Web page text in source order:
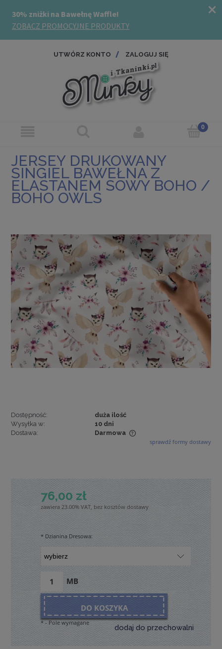
UTWÓRZ KONTO ZALOGUJ SIĘ
JERSEY DRUKOWANY
SINGIEL BAWEŁNA Z
ELASTANEM SOWY BOHO /
BOHO OWLS
Dostępność:
duża ilość
Wysyłka w:
10 dni
Dostawa:
Darmowa
Cena nie zawiera ewentualnych kosztów płatności
sprawdź formy dostawy
76,00 zł
zawiera 23.00% VAT, bez kosztów dostawy
* Dzianina Dresowa:
MB
DO KOSZYKA
dodaj do przechowalni
*- Pole wymagane